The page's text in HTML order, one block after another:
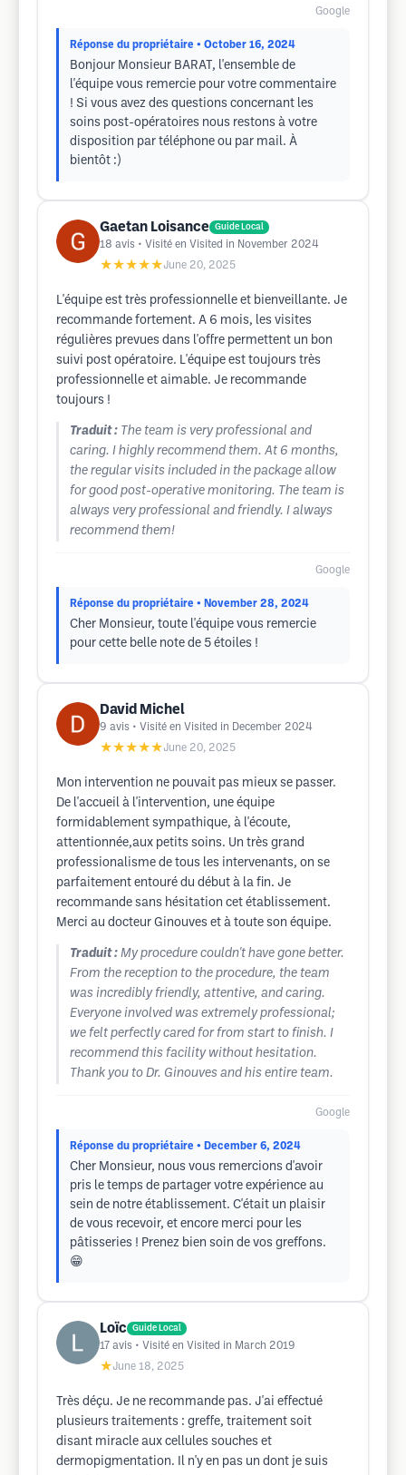
Google
Réponse du propriétaire • October 16, 2024
Bonjour Monsieur BARAT, l'ensemble de
l'équipe vous remercie pour votre commentaire
! Si vous avez des questions concernant les
soins post-opératoires nous restons à votre
disposition par téléphone ou par mail. À
bientôt :)
Gaetan Loisance Guide Local
18 avis • Visité en Visited in November 2024
★★★★★June 20, 2025
L'équipe est très professionnelle et bienveillante. Je
recommande fortement. A 6 mois, les visites
régulières prevues dans l'offre permettent un bon
suivi post opératoire. L'équipe est toujours très
professionnelle et aimable. Je recommande
toujours !
Traduit : The team is very professional and
caring. I highly recommend them. At 6 months,
the regular visits included in the package allow
for good post-operative monitoring. The team is
always very professional and friendly. I always
recommend them!
Google
Réponse du propriétaire • November 28, 2024
Cher Monsieur, toute l'équipe vous remercie
pour cette belle note de 5 étoiles !
David Michel
9 avis • Visité en Visited in December 2024
★★★★★June 20, 2025
Mon intervention ne pouvait pas mieux se passer.
De l'accueil à l'intervention, une équipe
formidablement sympathique, à l'écoute,
attentionnée,aux petits soins. Un très grand
professionalisme de tous les intervenants, on se
parfaitement entouré du début à la fin. Je
recommande sans hésitation cet établissement.
Merci au docteur Ginouves et à toute son équipe.
Traduit : My procedure couldn't have gone better.
From the reception to the procedure, the team
was incredibly friendly, attentive, and caring.
Everyone involved was extremely professional;
we felt perfectly cared for from start to finish. I
recommend this facility without hesitation.
Thank you to Dr. Ginouves and his entire team.
Google
Réponse du propriétaire • December 6, 2024
Cher Monsieur, nous vous remercions d'avoir
pris le temps de partager votre expérience au
sein de notre établissement. C'était un plaisir
de vous recevoir, et encore merci pour les
pâtisseries ! Prenez bien soin de vos greffons.
😁
Loïc Guide Local
17 avis • Visité en Visited in March 2019
★June 18, 2025
Très déçu. Je ne recommande pas. J'ai effectué
plusieurs traitements : greffe, traitement soit
disant miracle aux cellules souches et
dermopigmentation. Il n'y en pas un dont je suis